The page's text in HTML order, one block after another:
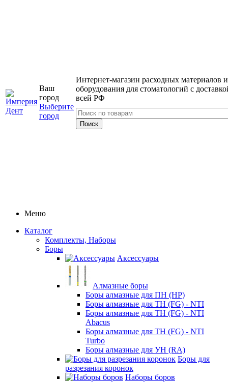
Ваш
город
Выберите
город
Интернет-магазин расходных материалов и
оборудования для стоматологий с
всей РФ
Меню
Каталог
Комплекты, Наборы
Боры
Аксессуары
Алмазные боры
Боры алмазные для ПН (HP)
Боры алмазные для ТН (FG) - NTI
Боры алмазные для ТН (FG) - NTI
Abacus
Боры алмазные для ТН (FG) - NTI
Turbo
Боры алмазные для УН (RA)
Боры для
разрезания коронок
Наборы боров